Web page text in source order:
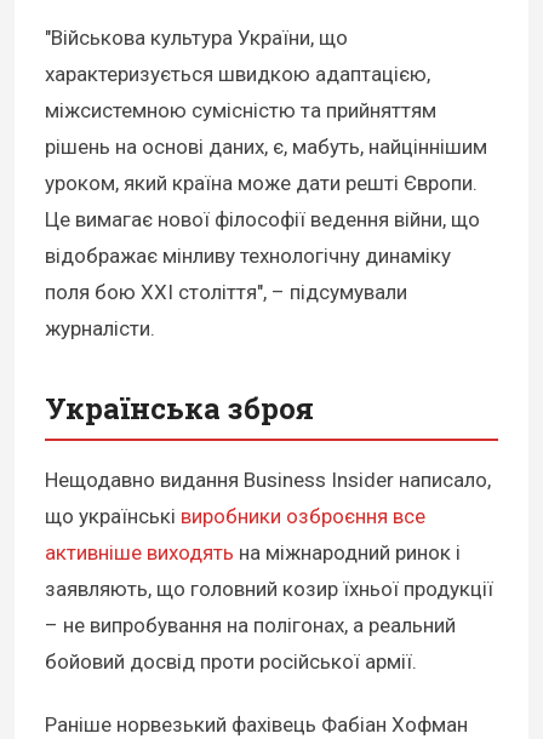
"Військова культура України, що
характеризується швидкою адаптацією,
міжсистемною сумісністю та прийняттям
рішень на основі даних, є, мабуть, найціннішим
уроком, який країна може дати решті Європи.
Це вимагає нової філософії ведення війни, що
відображає мінливу технологічну динаміку
поля бою XXI століття", – підсумували
журналісти.
Українська зброя
Нещодавно видання Business Insider написало,
що українські виробники озброєння все
активніше виходять на міжнародний ринок і
заявляють, що головний козир їхньої продукції
– не випробування на полігонах, а реальний
бойовий досвід проти російської армії.
Раніше норвезький фахівець Фабіан Хофман